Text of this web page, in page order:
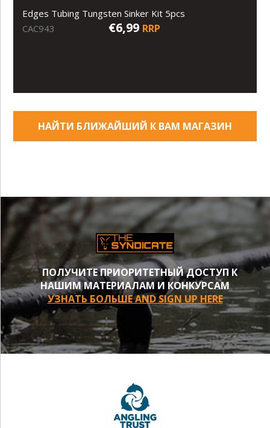
Edges Tubing Tungsten Sinker Kit 5pcs
CAC943
€6,99 RRP
НАЙТИ БЛИЖАЙШИЙ К ВАМ МАГАЗИН
ПОЛУЧИТЕ ПРИОРИТЕТНЫЙ ДОСТУП К
НАШИМ МАТЕРИАЛАМ И КОНКУРСАМ
УЗНАТЬ БОЛЬШЕ AND SIGN UP HERE